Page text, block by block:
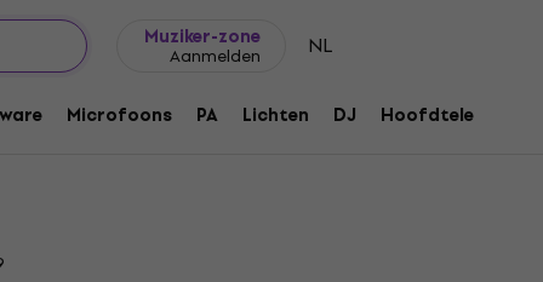
Muziker-zone
Aanmelden NL
Microfoons PA Lichten DJ Hoofdtelefoons
Draagriemen voor blaasinstrumenten
voor blaasinstrument